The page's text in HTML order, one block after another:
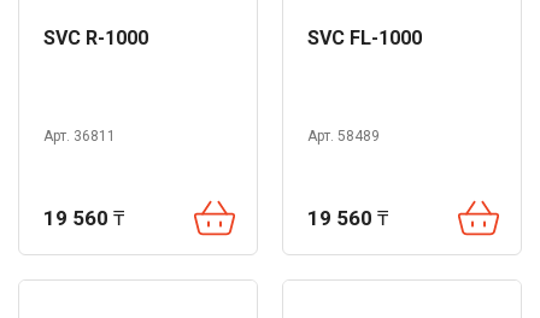
SVC R-1000
Арт. 36811
19 560 ₸
SVC FL-1000
Арт. 58489
19 560 ₸